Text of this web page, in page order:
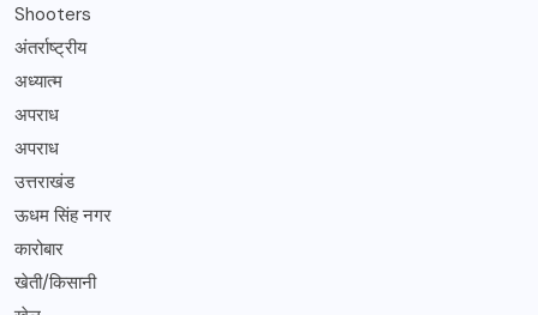
Shooters
अंतर्राष्ट्रीय
अध्यात्म
अपराध
अपराध
उत्तराखंड
ऊधम सिंह नगर
कारोबार
खेती/किसानी